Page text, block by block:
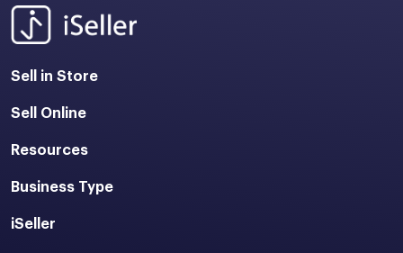
Sell in Store
Sell Online
Resources
Business Type
iSeller